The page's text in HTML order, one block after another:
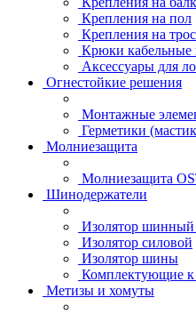
Крепления на пол
Крепления на
Крюки
Аксессуары для
Огнестойкие решения
Монтажные
Герметики
Молниезащита
Молниезащита
Шинодержатели
Изолятор шинный
Изолятор силовой
Изолятор шины
Комплектующие
Метизы и хомуты